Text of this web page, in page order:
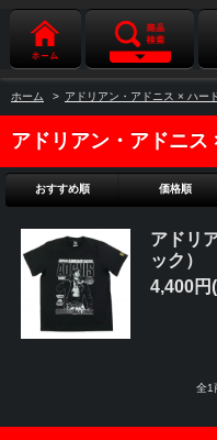
ホーム > アドリアン・アドニス × ハー
アドリアン・アドニス
おすすめ順 価格順
アドリ
ック）
4,400円
全1